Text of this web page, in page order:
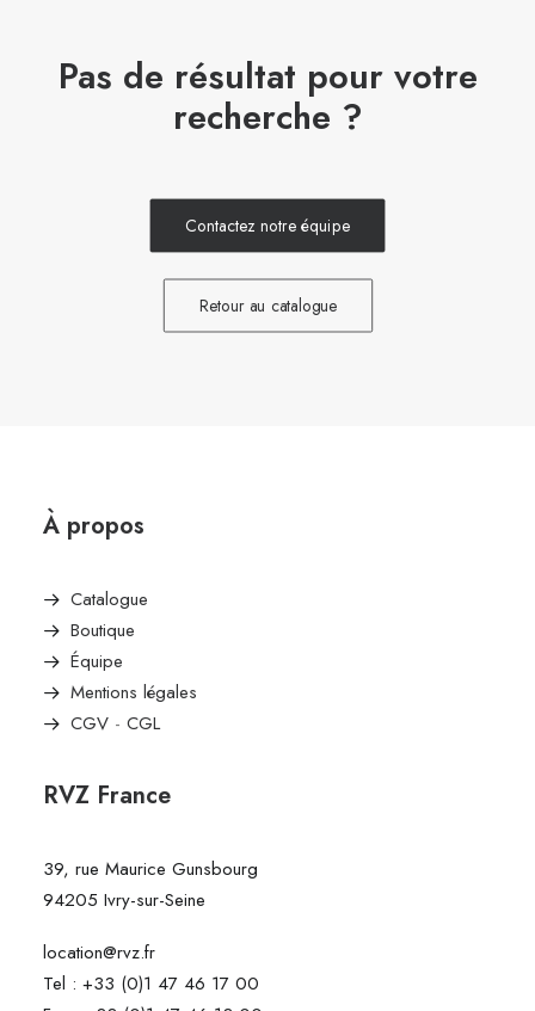
Pas de résultat pour votre
recherche ?
Contactez notre équipe
Retour au catalogue
À propos
Catalogue
Boutique
Équipe
Mentions légales
CGV- CGL
RVZ France
39, rue Maurice Gunsbourg
94205 Ivry-sur-Seine
location@rvz.fr
Tel : +33 (0)1 47 46 17 00